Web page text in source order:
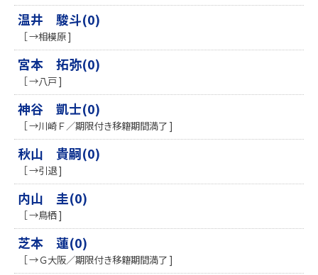
温井 駿斗(0)
［ →相模原 ]
宮本 拓弥(0)
［ →八戸 ]
神谷 凱士(0)
［ →川崎Ｆ／期限付き移籍期間満了 ]
秋山 貴嗣(0)
［ →引退 ]
内山 圭(0)
［ →鳥栖 ]
芝本 蓮(0)
［ →Ｇ大阪／期限付き移籍期間満了 ]